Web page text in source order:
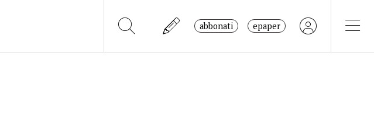
abbonati epaper